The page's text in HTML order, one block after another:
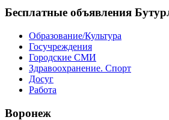
Бесплатные объявления
Образование/Культура
Госучреждения
Городские СМИ
Здравоохранение. Спорт
Досуг
Работа
Воронеж